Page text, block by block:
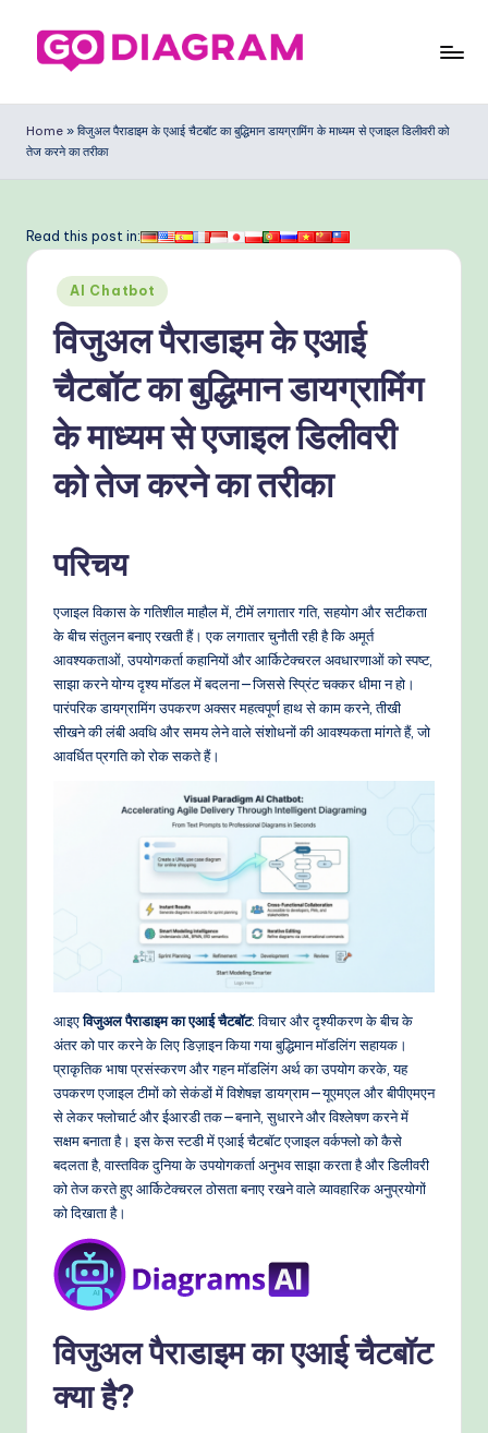
o
D
g
ra
m
In
di
-
A
w
&
M
o
d
rn
e
c
Home » विजुअल पैराडाइम के एआई चैटबॉट का बुद्धिमान डायग्रामिंग के माध्यम से एजाइल डिलीवरी को
तेज करने का तरीका
Read this post in:
Posted
in
AI Chatbot
विजुअल पैराडाइम के एआई
चैटबॉट का बुद्धिमान डायग्रामिंग
के माध्यम से एजाइल डिलीवरी
को तेज करने का तरीका
परिचय
एजाइल विकास के गतिशील माहौल में, टीमें लगातार गति, सहयोग और सटीकता
के बीच संतुलन बनाए रखती हैं। एक लगातार चुनौती रही है कि अमूर्त
आवश्यकताओं, उपयोगकर्ता कहानियों और आर्किटेक्चरल अवधारणाओं को स्पष्ट,
साझा करने योग्य दृश्य मॉडल में बदलना—जिससे स्प्रिंट चक्कर धीमा न हो।
पारंपरिक डायग्रामिंग उपकरण अक्सर महत्वपूर्ण हाथ से काम करने, तीखी
सीखने की लंबी अवधि और समय लेने वाले संशोधनों की आवश्यकता मांगते हैं, जो
आवर्धित प्रगति को रोक सकते हैं।
आइएविजुअल पैराडाइम का एआई चैटबॉट: विचार और दृश्यीकरण के बीच के
अंतर को पार करने के लिए डिज़ाइन किया गया बुद्धिमान मॉडलिंग सहायक।
प्राकृतिक भाषा प्रसंस्करण और गहन मॉडलिंग अर्थ का उपयोग करके, यह
उपकरण एजाइल टीमों को सेकंडों में विशेषज्ञ डायग्राम—यूएमएल और बीपीएमएन
से लेकर फ्लोचार्ट और ईआरडी तक—बनाने, सुधारने और विश्लेषण करने में
सक्षम बनाता है। इस केस स्टडी में एआई चैटबॉट एजाइल वर्कफ्लो को कैसे
बदलता है, वास्तविक दुनिया के उपयोगकर्ता अनुभव साझा करता है और डिलीवरी
को तेज करते हुए आर्किटेक्चरल ठोसता बनाए रखने वाले व्यावहारिक अनुप्रयोगों
को दिखाता है।
विजुअल पैराडाइम का एआई चैटबॉट
क्या है?